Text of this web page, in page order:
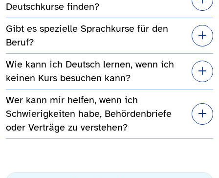
Deutschkurse finden?
Gibt es spezielle Sprachkurse für den
Beruf?
Wie kann ich Deutsch lernen, wenn ich
keinen Kurs besuchen kann?
Wer kann mir helfen, wenn ich
Schwierigkeiten habe, Behördenbriefe
oder Verträge zu verstehen?